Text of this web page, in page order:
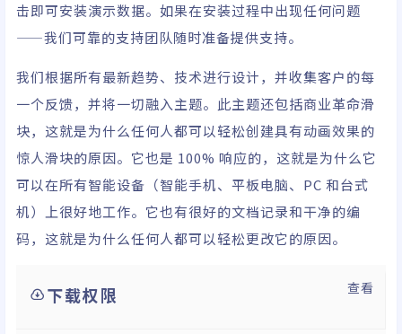
击即可安装演示数据。如果在安装过程中出现任何问题
——我们可靠的支持团队随时准备提供支持。
我们根据所有最新趋势、技术进行设计，并收集客户的每
一个反馈，并将一切融入主题。此主题还包括商业革命滑
块，这就是为什么任何人都可以轻松创建具有动画效果的
惊人滑块的原因。它也是 100% 响应的，这就是为什么它
可以在所有智能设备（智能手机、平板电脑、PC 和台式
机）上很好地工作。它也有很好的文档记录和干净的编
码，这就是为什么任何人都可以轻松更改它的原因。
下载权限 查看